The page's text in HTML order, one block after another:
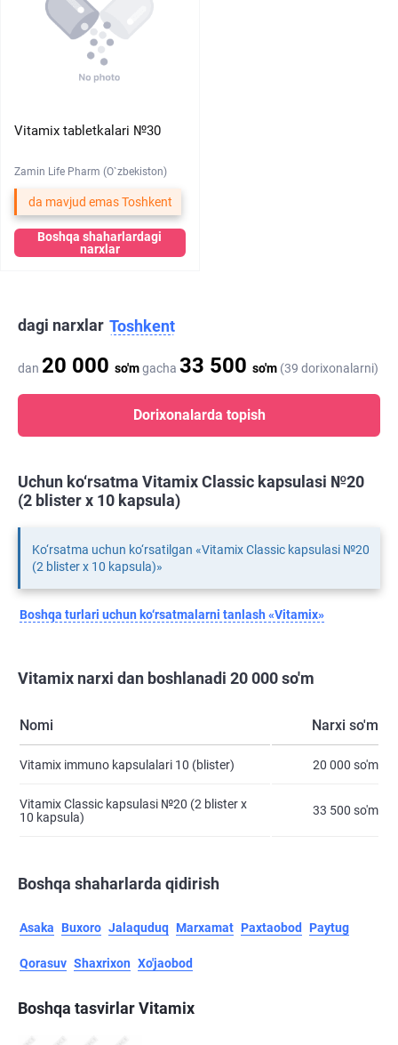
Vitamix tabletkalari №30
Zamin Life Pharm (O`zbekiston)
da mavjud emas Toshkent
Boshqa shaharlardagi
narxlar
dagi narxlar Toshkent
dan 20 000 so'mgacha 33 500 so'm (39 dorixonalarni)
Dorixonalarda topish
Uchun ko‘rsatma Vitamix Classic kapsulasi №20
(2 blister х 10 kapsula)
Ko‘rsatma uchun ko‘rsatilgan «Vitamix Classic kapsulasi №20
(2 blister х 10 kapsula)»
Boshqa turlari uchun ko‘rsatmalarni tanlash «Vitamix»
Vitamix narxi dan boshlanadi 20 000 so'm
Nomi Narxi so'm
Vitamix immuno kapsulalari 10 (blister) 20 000 so'm
Vitamix Classic kapsulasi №20 (2 blister х
10 kapsula)
33 500 so'm
Boshqa shaharlarda qidirish
Asaka Buxoro Jalaquduq Marxamat Paxtaobod Paytug
Qorasuv Shaxrixon Xo'jaobod
Boshqa tasvirlar Vitamix